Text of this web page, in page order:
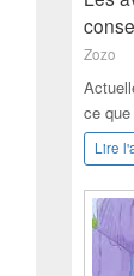
Zozo
ce
Lire